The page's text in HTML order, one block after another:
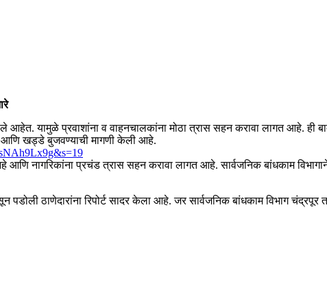
आहेत. यामुळे प्रवाशांना व वाहनचालकांना मोठा त्रास सहन करावा लागत आहे.
आणि खड्डे बुजवण्याची मागणी केली आहे.
नागरिकांना प्रचंड त्रास सहन करावा लागत आहे. सार्वजनिक बांधकाम
पडोली ठाणेदारांना रिपोर्ट सादर केला आहे. जर सार्वजनिक बांधकाम विभाग